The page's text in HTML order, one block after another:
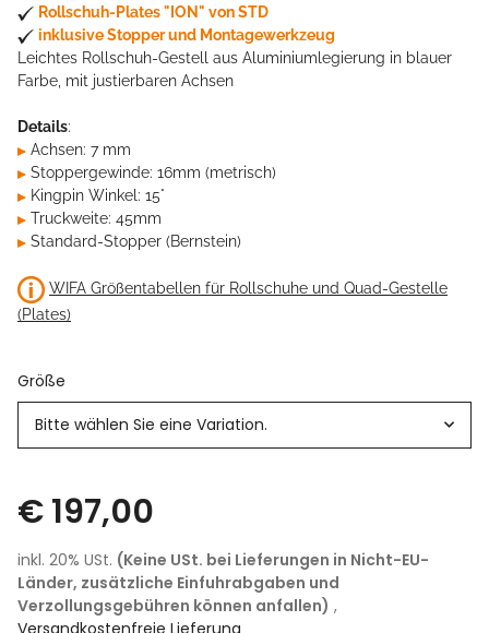
Rollschuh-Plates "ION" von STD
inklusive Stopper und Montagewerkzeug
Leichtes Rollschuh-Gestell aus Aluminiumlegierung in blauer
Farbe, mit justierbaren Achsen
Details:
Achsen: 7 mm
Stoppergewinde: 16mm (metrisch)
Kingpin Winkel: 15°
Truckweite: 45mm
Standard-Stopper (Bernstein)
WIFA Größentabellen für Rollschuhe und Quad-Gestelle
(Plates)
Größe
Bitte wählen Sie eine Variation.
€ 197,00
inkl. 20% USt. (Keine USt. bei Lieferungen in Nicht-EU-
Länder, zusätzliche Einfuhrabgaben und
Verzollungsgebühren können anfallen) ,